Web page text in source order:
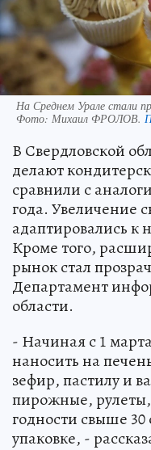
На Среднем Урале стали
Фото: Михаил ФРОЛОВ.
В Свердловской
делают
сравнили с
года. Увеличение
адаптировались к
Кроме того,
рынок стал
Департамент
области.
- Начиная с 1
наносить на
зефир, пастилу и
пирожные,
годности свыше 30
упаковке, -